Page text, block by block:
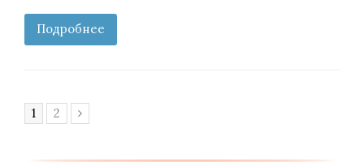
Подробнее
Page
1 Page
2 Следующий